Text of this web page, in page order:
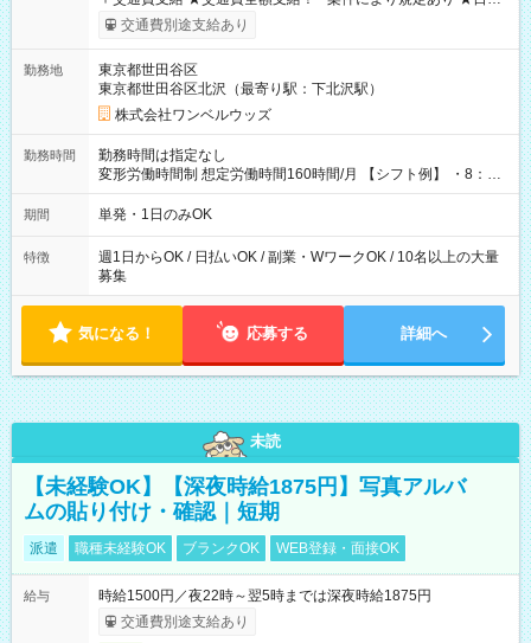
いOK！（規定あり） ┗働いたその日に現金GET♪ お仕事後はコ
ンビニATMから 日払い分を引き落とせます！ 【試用期間】試
交通費別途支給あり
勤務地
東京都世田谷区
東京都世田谷区北沢（最寄り駅：下北沢駅）
株式会社ワンベルウッズ
勤務時間
勤務時間は指定なし
変形労働時間制 想定労働時間160時間/月 【シフト例】 ・8：00
～21：00
期間 単発・1日のみOK
特徴
週1日からOK / 日払いOK / 副業・WワークOK / 10名以上の大量
募集
気になる！ 応募する 詳細へ
未読
【未経験OK】【深夜時給1875円】写真アルバ
ムの貼り付け・確認｜短期
派遣 職種未経験OK ブランクOK WEB登録・面接OK
給与
時給1500円／夜22時～翌5時までは深夜時給1875円
交通費別途支給あり